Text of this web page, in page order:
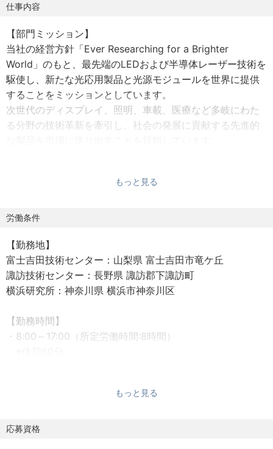
仕事内容
【部門ミッション】
当社の経営方針「Ever Researching for a Brighter
World」のもと、最先端のLEDおよび半導体レーザー技術を
駆使し、新たな光応用製品と光源モジュールを世界に提供
することをミッションとしています。
次世代のディスプレイ、照明、車載、医療など多岐にわた
る分野の技術革新を牽引し、社会の発展に貢献する先進的
世界トップクラスの技術を誇る当社のLED・レーザーは、
を起こしてきました。
代モビリティの進化を支える光応用機器の需要が加速して
おり、開発体制の強化を進めております。
【担当業務】
光応用機器および光源モジュールの先行開発における設計
業務を担当いただきます。
▼回路設計
もっと見る
労働条件
【勤務地】
富士吉田技術センター：山梨県 富士吉田市竜ケ丘
諏訪技術センター：長野県 諏訪郡下諏訪町
横浜研究所：神奈川県 横浜市神奈川区
【勤務時間】
・8:00～17:00（所定労働時間:8時間）
・完全週休2日制（土・日・祝）
もっと見る
応募資格